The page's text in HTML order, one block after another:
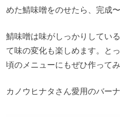
めた鯖味噌をのせたら、完成〜
鯖味噌は味がしっかりしてい
て味の変化も楽しめます。と
頃のメニューにもぜひ作ってみ
カノウヒナタさん愛用のバー